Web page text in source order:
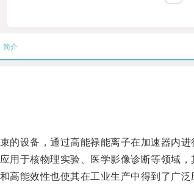
简介
设备，通过高能禄能离子在加速器内进
于核物理实验、医学影像诊断等领域，
能效性也使其在工业生产中得到了广泛